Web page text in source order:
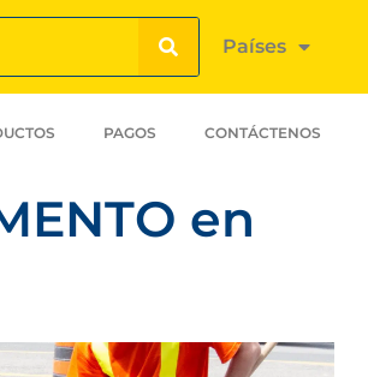
Países
PAGOS CONTÁCTENOS
en